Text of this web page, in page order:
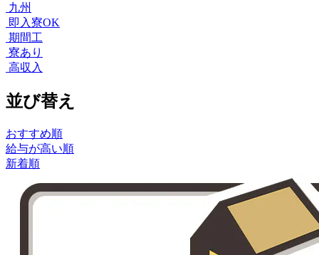
九州
即入寮OK
期間工
寮あり
高収入
並び替え
おすすめ順
給与が高い順
新着順